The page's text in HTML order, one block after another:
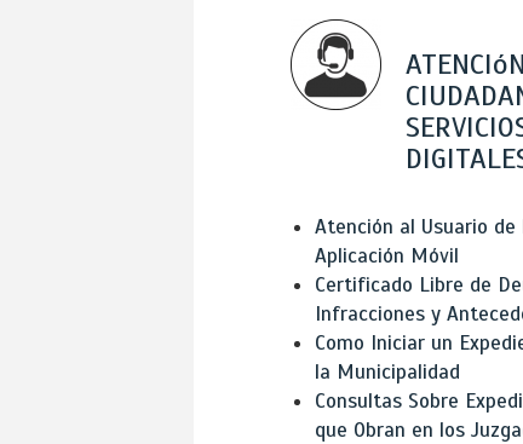
Atención al Usuario de
Aplicación Móvil
Certificado Libre de
Infracciones y
Como Iniciar un
la Municipalidad
Consultas Sobre
que Obran en los